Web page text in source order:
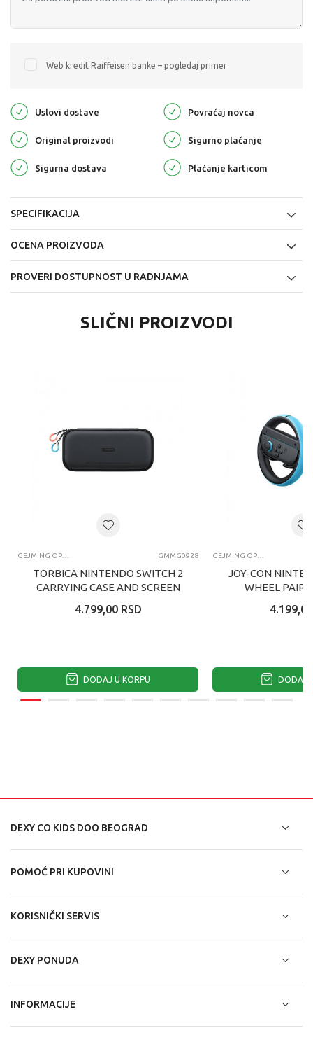
Web kredit Raiffeisen banke – pogledaj primer
Uslovi dostave Povraćaj novca
Original proizvodi Sigurno plaćanje
Sigurna dostava Plaćanje karticom
SPECIFIKACIJA
OCENA PROIZVODA
PROVERI DOSTUPNOST U RADNJAMA
SLIČNI PROIZVODI
GMMG0928
TORBICA NINTENDO SWITCH 2
CARRYING CASE AND SCREEN
SWITCH 2
4.799,00 RSD
DODAJ U KORPU
JOY-CON
WHEEL PAIR
4.199,00
DODAJ
DEXY CO KIDS DOO BEOGRAD
POMOĆ PRI KUPOVINI
KORISNIČKI SERVIS
DEXY PONUDA
INFORMACIJE